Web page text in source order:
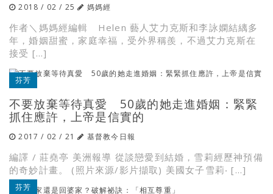
2018 / 02 / 25 媽媽經
作者＼媽媽經編輯 Helen 藝人艾力克斯和李詠嫻結縭多
年，婚姻甜蜜，家庭幸福，受外界稱羨，不過艾力克斯在
接受 […]
芬芳
不要放棄等待真愛 50歲的她走進婚姻：緊緊
抓住應許，上帝是信實的
2017 / 02 / 21 基督教今日報
編譯 / 莊堯亭 美洲報導 從談戀愛到結婚，雪莉經歷神預備
的奇妙計畫。 (照片來源/影片擷取) 美國女子雪莉‧ […]
芬芳